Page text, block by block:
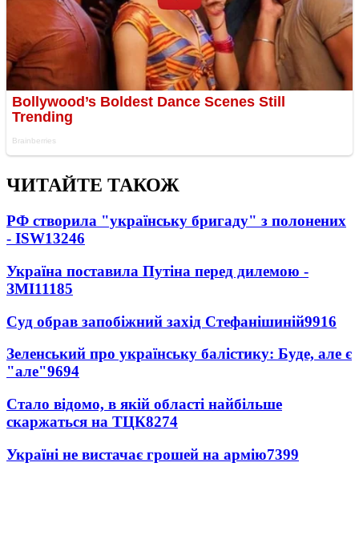
ЧИТАЙТЕ ТАКОЖ
РФ створила "українську бригаду" з полонених
- ISW13246
Україна поставила Путіна перед дилемою -
ЗМІ11185
Суд обрав запобіжний захід Стефанішиній9916
Зеленський про українську балістику: Буде, але є
"але"9694
Стало відомо, в якій області найбільше
скаржаться на ТЦК8274
Україні не вистачає грошей на армію7399